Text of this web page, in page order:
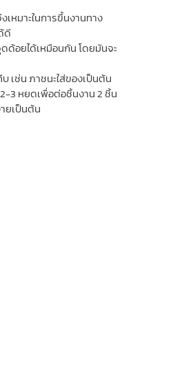
หมาะในการขึ้นงานทาง
ดี
ด้อยได้เหมือนกัน โดยมันจะ
เช่น ภาชนะใส่ของเป็นต้น
2-3 หยดเพื่อต่อชิ้นงาน 2 ชิ้น
ยเป็นต้น